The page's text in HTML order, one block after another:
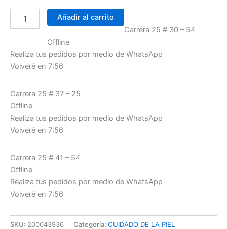
Añadir al carrito
Carrera 25 # 30 – 54
Offline
Realiza tus pedidos por medio de WhatsApp
Volveré en 7:56
Carrera 25 # 37 – 25
Offline
Realiza tus pedidos por medio de WhatsApp
Volveré en 7:56
Carrera 25 # 41 – 54
Offline
Realiza tus pedidos por medio de WhatsApp
Volveré en 7:56
SKU: 200043936 Categoría: CUIDADO DE LA PIEL